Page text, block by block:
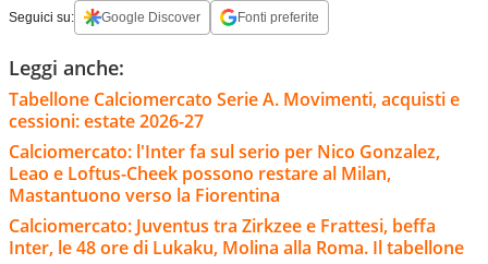
Seguici su: Google Discover Fonti preferite
Leggi anche:
Tabellone Calciomercato Serie A. Movimenti, acquisti e
cessioni: estate 2026-27
Calciomercato: l'Inter fa sul serio per Nico Gonzalez,
Leao e Loftus-Cheek possono restare al Milan,
Mastantuono verso la Fiorentina
Calciomercato: Juventus tra Zirkzee e Frattesi, beffa
Inter, le 48 ore di Lukaku, Molina alla Roma. Il tabellone